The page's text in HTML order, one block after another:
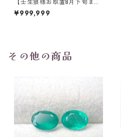
【壬生狼様お取置8月下旬ま
で】マダガスカル産スフェー
ン ラウンドカットルース 0.45
¥999,999
その他の商品